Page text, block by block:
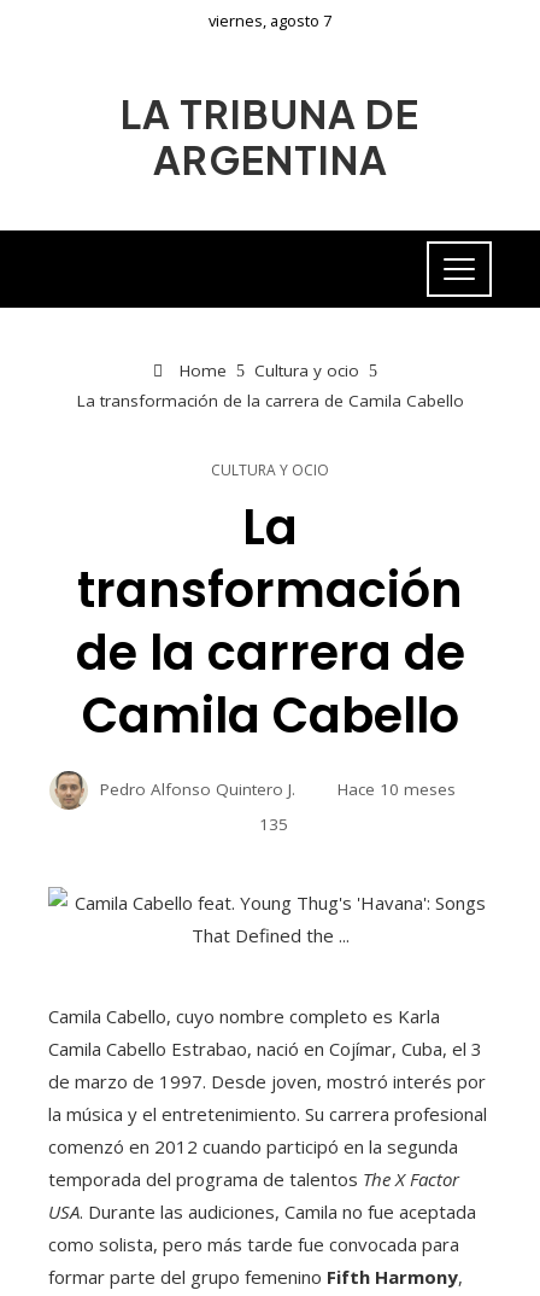
viernes, agosto 7
LA TRIBUNA DE
ARGENTINA
Home
Cultura y ocio
La transformación de la carrera de Camila Cabello
CULTURA Y OCIO
La
transformación
de la carrera de
Camila Cabello
Pedro Alfonso Quintero J.
Hace 10 meses
135
Camila Cabello, cuyo nombre completo es Karla
Camila Cabello Estrabao, nació en Cojímar, Cuba, el 3
de marzo de 1997. Desde joven, mostró interés por
la música y el entretenimiento. Su carrera profesional
comenzó en 2012 cuando participó en la segunda
temporada del programa de talentos The X Factor
USA. Durante las audiciones, Camila no fue aceptada
como solista, pero más tarde fue convocada para
formar parte del grupo femenino Fifth Harmony,